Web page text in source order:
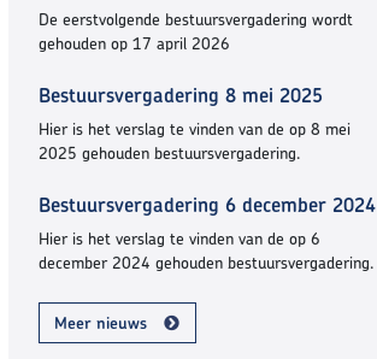
De eerstvolgende bestuursvergadering wordt
gehouden op 17 april 2026
Bestuursvergadering 8 mei 2025
Hier is het verslag te vinden van de op 8 mei
2025 gehouden bestuursvergadering.
Bestuursvergadering 6 december 2024
Hier is het verslag te vinden van de op 6
december 2024 gehouden bestuursvergadering.
Meer nieuws